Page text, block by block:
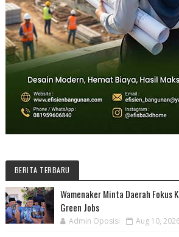
BERITA TERBARU
Wamenaker Minta Daerah Fokus
Green Jobs
Admin Oposisi Aug 10,